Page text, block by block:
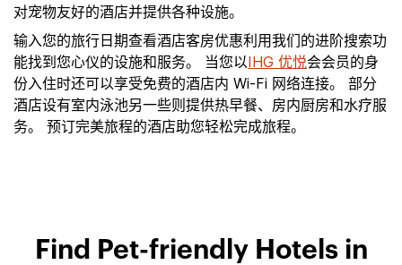
对宠物友好的酒店并提供各种设施。
输入您的旅行日期查看酒店客房优惠利用我们的进阶搜索功
能找到您心仪的设施和服务。 当您以IHG 优悦会会员的身
份入住时还可以享受免费的酒店内 Wi-Fi 网络连接。 部分
酒店设有室内泳池另一些则提供热早餐、房内厨房和水疗服
务。 预订完美旅程的酒店助您轻松完成旅程。
Find Pet-friendly Hotels in